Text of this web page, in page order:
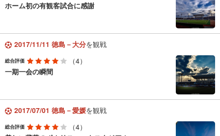
ホーム初の有観客試合に感謝
2017/11/11 徳島－大分を観戦
総合評価
（4）
一期一会の瞬間
2017/07/01 徳島－愛媛を観戦
総合評価
（4）